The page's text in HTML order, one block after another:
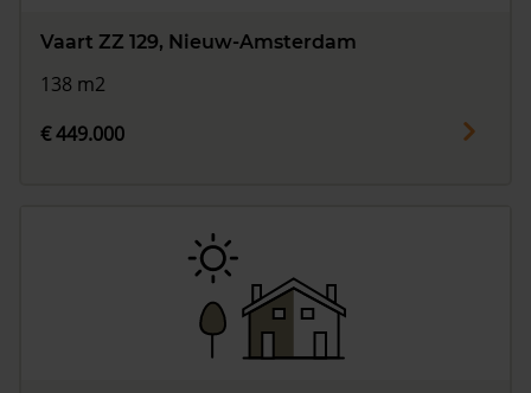
Vaart ZZ 129, Nieuw-Amsterdam
138 m2
€ 449.000